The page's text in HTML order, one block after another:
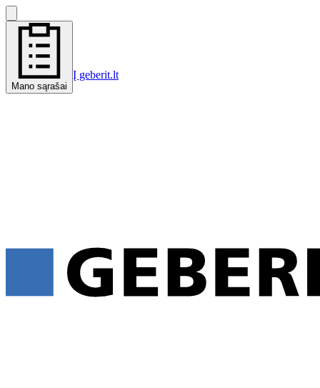
Mano sąrašai
Į geberit.lt